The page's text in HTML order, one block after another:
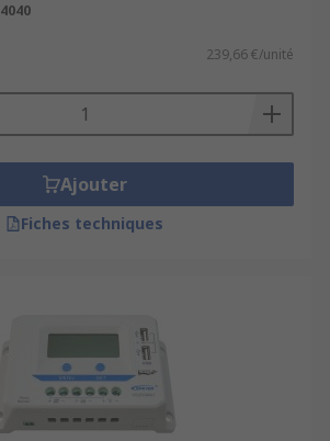
4040
239,66 €/unité
Ajouter
Fiches techniques